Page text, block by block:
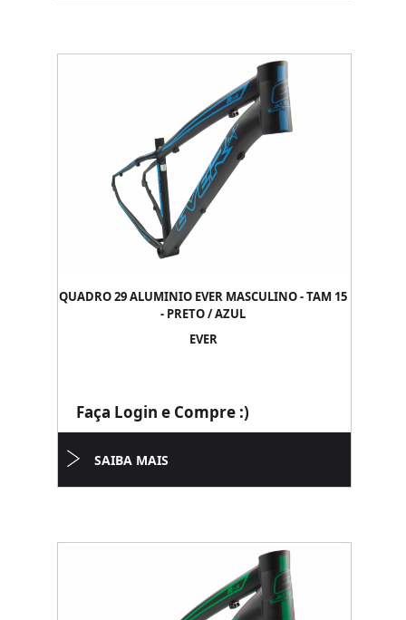
QUADRO 29 ALUMINIO EVER MASCULINO - TAM 15
- PRETO / AZUL
EVER
Faça Login e Compre :)
SAIBA MAIS